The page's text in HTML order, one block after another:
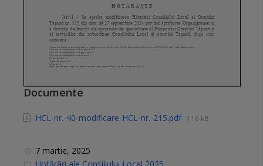
Documente
HCL-nr.-40-modificare-HCL-nr.-215.pdf 116 kB
7 martie, 2025
C
Hotărâri ale Consiliului Local 2025